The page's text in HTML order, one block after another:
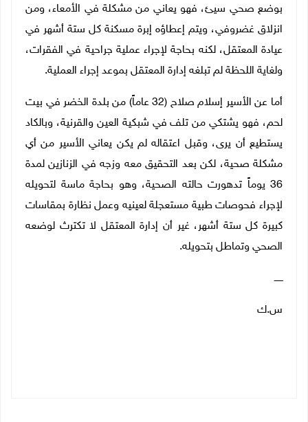
بوضع صحي سيئ، فهو يعاني من مشكلة في الأمعاء، ومن
انزلاق غضروفي، ويتم إعطاؤه إبرة مسكنة كل ستة أشهر في
عيادة المعتقل، لكنه بحاجة لإجراء عملية جراحية في الفقرات،
ولغاية اللحظة لم تبلغه إدارة المعتقل بموعد إجراء العملية.
أما عن الأسير إسلام صلاح (32 عاماً) من بلدة الخضر في بيت
لحم، فهو يشتكي من تلف في شبكية العين والقرنية، وبالكاد
يستطيع أن يرى، وقبل اعتقاله لم يكن يعاني الأسير من أي
مشكلة صحية، لكن بعد التحقيق معه وزجه في الزنازين لمدة
36 يوماً تدهورت حالته الصحية، وهو بحاجة ماسة لتحويله
لإجراء فحوصات طبية مستعجلة لعينيه وعمل نظارة بمقاسات
كبيرة كل ستة أشهر، غير أن إدارة المعتقل لا تكترث لوضعه
الصحي وتماطل بتحويله.
ــــــ
س.ك